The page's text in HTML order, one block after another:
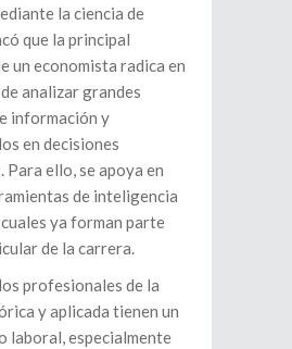
la ciencia de
que la principal
un economista radica en
analizar grandes
información y
en decisiones
ello, se apoya en
de inteligencia
ya forman parte
de la carrera.
profesionales de la
y aplicada tienen un
laboral, especialmente